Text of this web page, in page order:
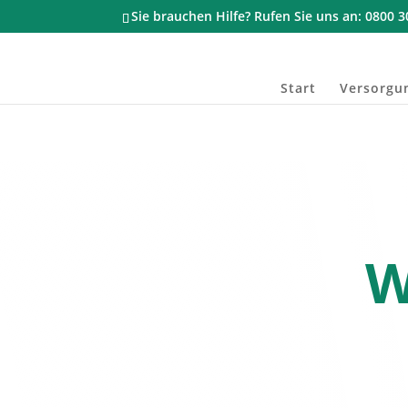
Sie brauchen Hilfe? Rufen Sie uns an: 0800
Start